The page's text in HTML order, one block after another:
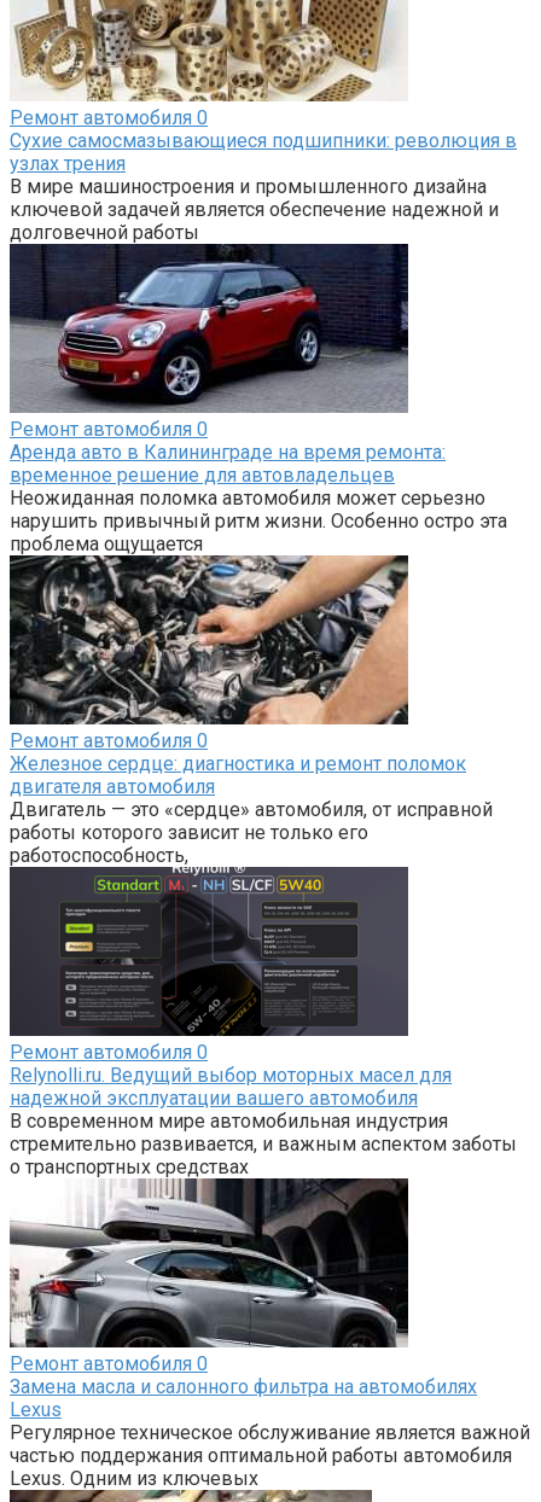
Ремонт автомобиля 0
Сухие самосмазывающиеся подшипники: революция в
узлах трения
В мире машиностроения и промышленного дизайна
ключевой задачей является обеспечение надежной и
долговечной работы
Ремонт автомобиля 0
Аренда авто в Калининграде на время ремонта:
временное решение для автовладельцев
Неожиданная поломка автомобиля может серьезно
нарушить привычный ритм жизни. Особенно остро эта
проблема ощущается
Ремонт автомобиля 0
Железное сердце: диагностика и ремонт поломок
двигателя автомобиля
Двигатель — это «сердце» автомобиля, от исправной
работы которого зависит не только его
работоспособность,
Ремонт автомобиля 0
Relynolli.ru. Ведущий выбор моторных масел для
надежной эксплуатации вашего автомобиля
В современном мире автомобильная индустрия
стремительно развивается, и важным аспектом заботы
о транспортных средствах
Ремонт автомобиля 0
Замена масла и салонного фильтра на автомобилях
Lexus
Регулярное техническое обслуживание является важной
частью поддержания оптимальной работы автомобиля
Lexus. Одним из ключевых